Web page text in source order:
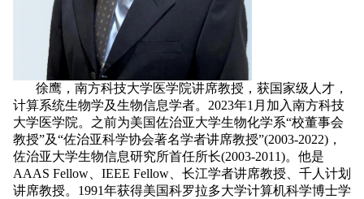
徐鹰，南方科技大学医学院讲席教授，获国家级人才，
计算系统生物学及生物信息学者。 2023年1月加入南方科技
大学医学院。之前为美国佐治亚大学生物化学系“校董事会
教授”及“佐治亚科学协会著名学者讲席教授”(2003-2022)，
佐治亚大学生物信息研究所首任所长(2003-2011)。他是
AAAS Fellow、IEEE Fellow、长江学者讲席教授、千人计划
讲席教授。1991年获得美国科罗拉多大学计算机科学博士学